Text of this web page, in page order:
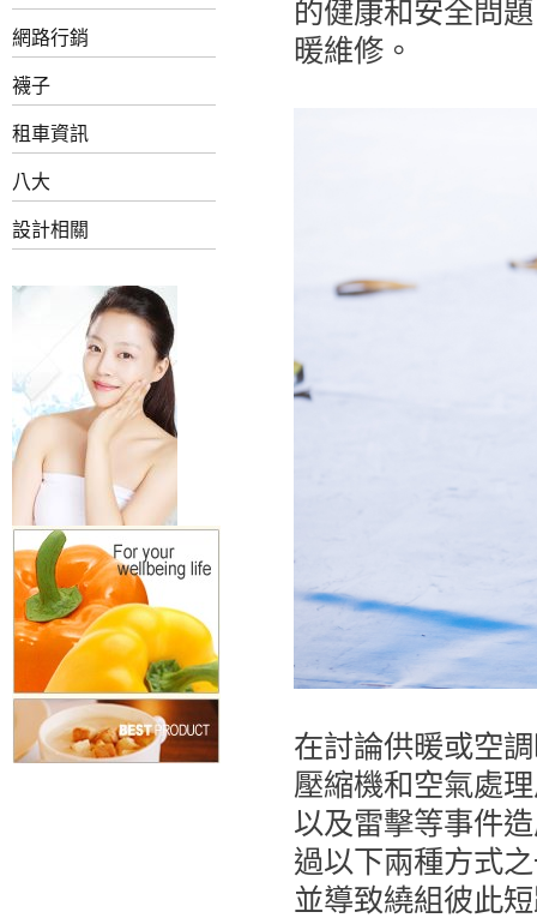
網路行銷
襪子
租車資訊
八大
設計相關
的健康和安全問
暖維修。
在討論供暖或空
壓縮機和空氣處
以及雷擊等事件
過以下兩種方式
並導致繞組彼此